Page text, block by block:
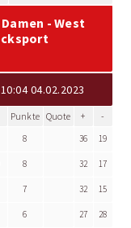
- West
04.02.2023
Punkte Quote + -
8 36 19
8 32 17
7 32 15
6 27 28